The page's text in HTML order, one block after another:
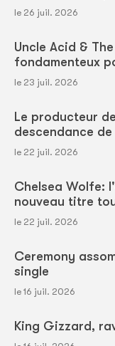
le 26 juil. 2026
Uncle Acid &
fondamenteux
le 23 juil. 2026
Le producteur
descendance
le 22 juil. 2026
Chelsea Wolfe:
nouveau titre
le 22 juil. 2026
Ceremony
single
le 16 juil. 2026
King Gizzard,